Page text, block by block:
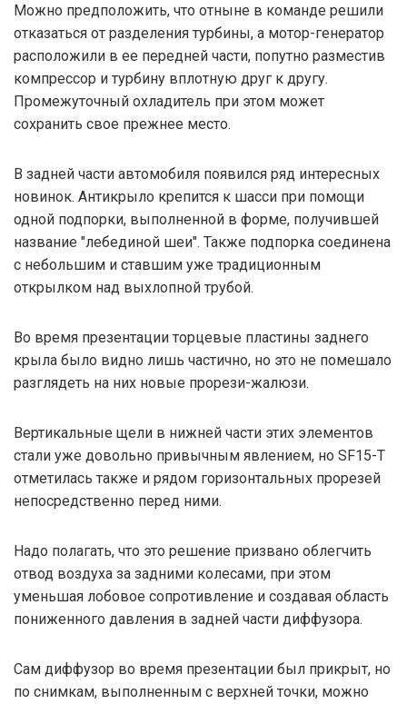
Можно предположить, что отныне в команде решили
отказаться от разделения турбины, а мотор-генератор
расположили в ее передней части, попутно разместив
компрессор и турбину вплотную друг к другу.
Промежуточный охладитель при этом может
сохранить свое прежнее место.
В задней части автомобиля появился ряд интересных
новинок. Антикрыло крепится к шасси при помощи
одной подпорки, выполненной в форме, получившей
название "лебединой шеи". Также подпорка соединена
с небольшим и ставшим уже традиционным
открылком над выхлопной трубой.
Во время презентации торцевые пластины заднего
крыла было видно лишь частично, но это не помешало
разглядеть на них новые прорези-жалюзи.
Вертикальные щели в нижней части этих элементов
стали уже довольно привычным явлением, но SF15-T
отметилась также и рядом горизонтальных прорезей
непосредственно перед ними.
Надо полагать, что это решение призвано облегчить
отвод воздуха за задними колесами, при этом
уменьшая лобовое сопротивление и создавая область
пониженного давления в задней части диффузора.
Сам диффузор во время презентации был прикрыт, но
по снимкам, выполненным с верхней точки, можно